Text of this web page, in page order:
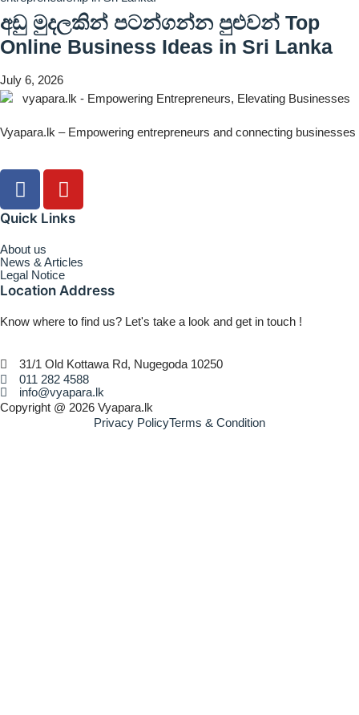
අඩු මුදලකින් පටන්ගන්න පුළුවන් Top
Online Business Ideas in Sri Lanka
July 6, 2026
Vyapara.lk – Empowering entrepreneurs and connecting businesses
Quick Links
About us
News & Articles
Legal Notice
Location Address
Know where to find us? Let's take a look and get in touch !
31/1 Old Kottawa Rd, Nugegoda 10250
011 282 4588
info@vyapara.lk
Copyright @ 2026 Vyapara.lk
Privacy PolicyTerms & Condition